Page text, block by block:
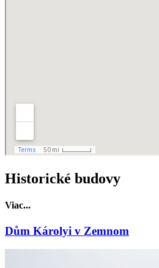
Historické budovy
Viac...
Dům Károlyi v Zemnom